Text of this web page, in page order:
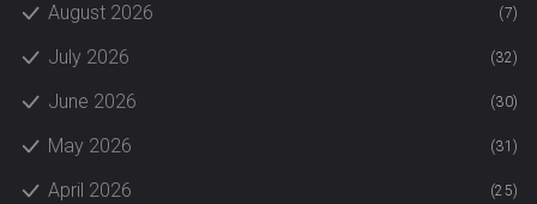
August 2026 (7)
July 2026 (32)
June 2026 (30)
May 2026 (31)
April 2026 (25)